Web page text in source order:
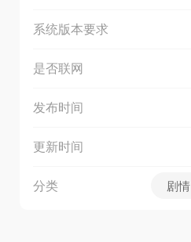
系统版本要求
是否联网
发布时间
更新时间
分类 剧情